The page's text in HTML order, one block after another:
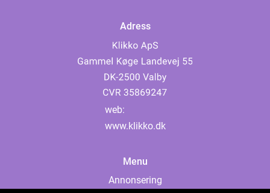
Adress
web:
www.klikko.dk
Menu
Annonsering